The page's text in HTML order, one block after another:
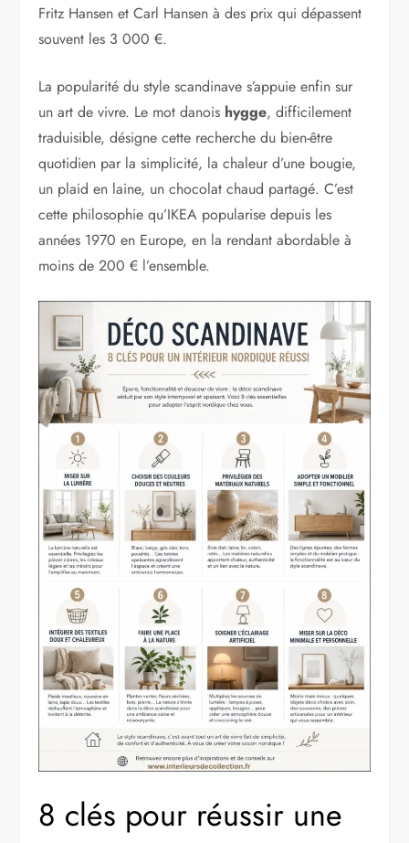
Fritz Hansen et Carl Hansen à des prix qui dépassent
souvent les 3 000 €.
La popularité du style scandinave s’appuie enfin sur
un art de vivre. Le mot danois hygge, difficilement
traduisible, désigne cette recherche du bien-être
quotidien par la simplicité, la chaleur d’une bougie,
un plaid en laine, un chocolat chaud partagé. C’est
cette philosophie qu’IKEA popularise depuis les
années 1970 en Europe, en la rendant abordable à
moins de 200 € l’ensemble.
8 clés pour réussir une